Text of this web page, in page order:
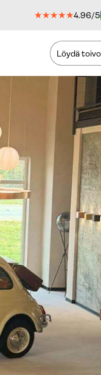
★★★★★4.96/5
Haku